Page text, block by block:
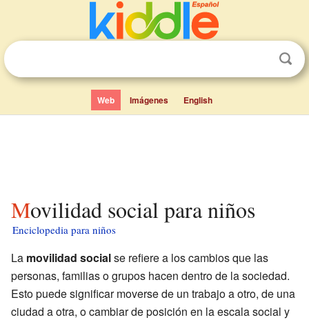
Web Imágenes English
Movilidad social para niños
Enciclopedia para niños
La movilidad socialse refiere a los cambios que las
personas, familias o grupos hacen dentro de la sociedad.
Esto puede significar moverse de un trabajo a otro, de una
ciudad a otra, o cambiar de posición en la escala social y